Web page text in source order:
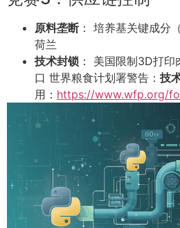
原料垄断 ： 培养基关键成分
荷兰
技术封锁 ： 美国限制3D打
口 世界粮食计划署警告： 技
用： https://www.wfp.org/